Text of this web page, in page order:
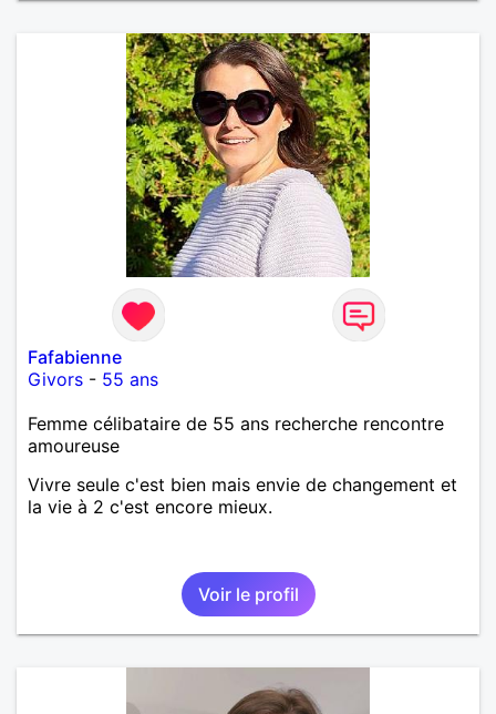
Fafabienne
Givors - 55 ans
Femme célibataire de 55 ans recherche rencontre
amoureuse
Vivre seule c'est bien mais envie de changement et
la vie à 2 c'est encore mieux.
Voir le profil